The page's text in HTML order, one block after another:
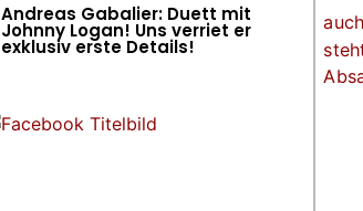
Andreas Gabalier: Duett mit
Johnny Logan! Uns verriet er
exklusiv erste Details!